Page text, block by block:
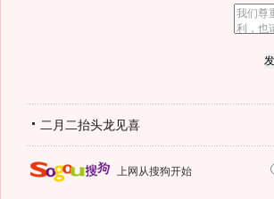
二月二抬头龙见喜
上网从搜狗开始